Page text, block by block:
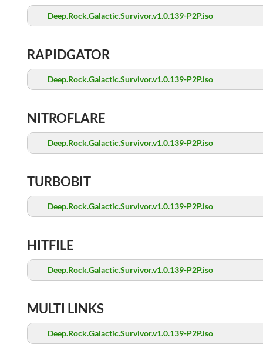
Deep.Rock.Galactic.Survivor.v1.0.139-P2P.iso
RAPIDGATOR
Deep.Rock.Galactic.Survivor.v1.0.139-P2P.iso
NITROFLARE
Deep.Rock.Galactic.Survivor.v1.0.139-P2P.iso
TURBOBIT
Deep.Rock.Galactic.Survivor.v1.0.139-P2P.iso
HITFILE
Deep.Rock.Galactic.Survivor.v1.0.139-P2P.iso
MULTI LINKS
Deep.Rock.Galactic.Survivor.v1.0.139-P2P.iso